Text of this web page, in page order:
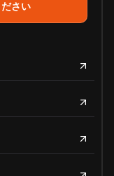
さい